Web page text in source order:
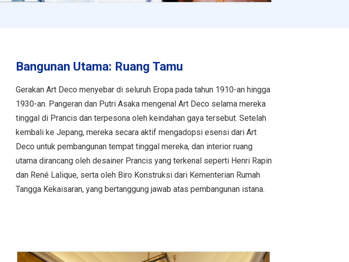
Bangunan Utama: Ruang Tamu
Gerakan Art Deco menyebar di seluruh Eropa pada tahun 1910-an hingga
1930-an. Pangeran dan Putri Asaka mengenal Art Deco selama mereka
tinggal di Prancis dan terpesona oleh keindahan gaya tersebut. Setelah
kembali ke Jepang, mereka secara aktif mengadopsi esensi dari Art
Deco untuk pembangunan tempat tinggal mereka, dan interior ruang
utama dirancang oleh desainer Prancis yang terkenal seperti Henri Rapin
dan René Lalique, serta oleh Biro Konstruksi dari Kementerian Rumah
Tangga Kekaisaran, yang bertanggung jawab atas pembangunan istana.